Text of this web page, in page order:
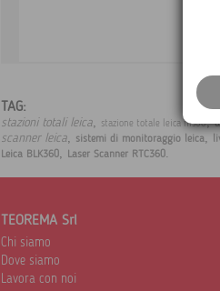
TAG:
stazioni totali leica, stazione totale leica ms60,
scanner leica, sistemi di monitoraggio leica,
Leica BLK360, Laser Scanner RTC360.
TEOREMA Srl
Chi siamo
Dove siamo
Lavora con noi